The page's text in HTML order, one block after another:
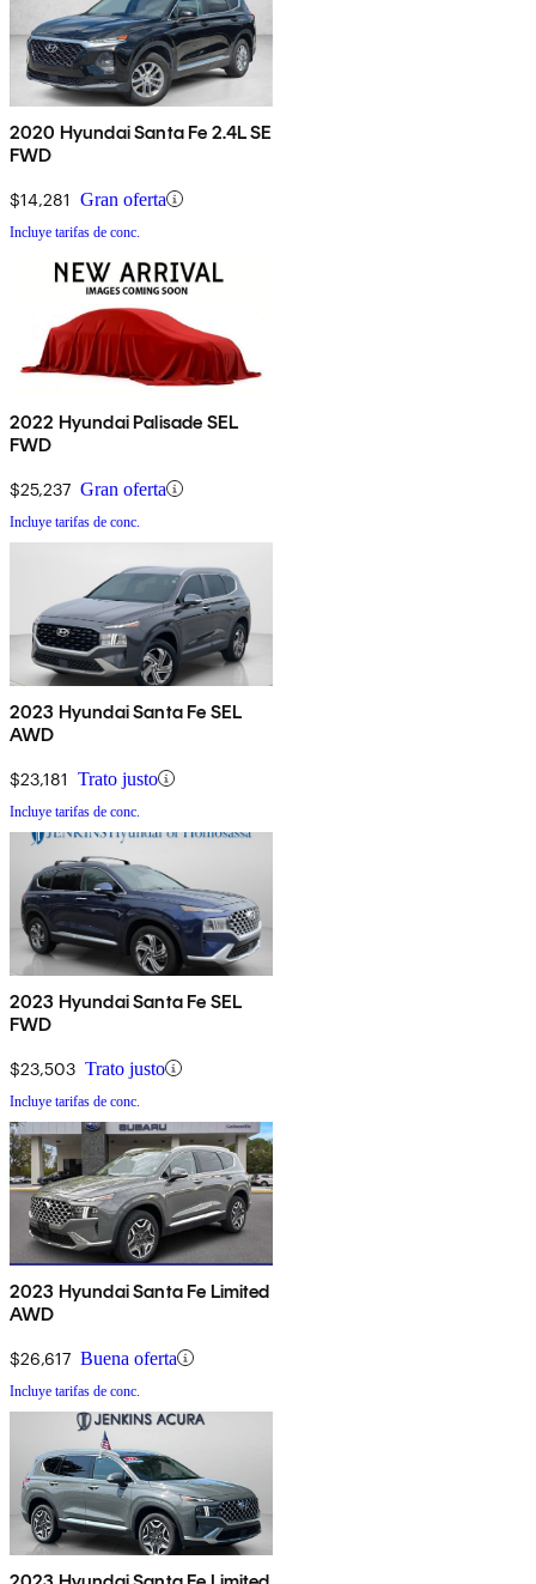
2020 Hyundai Santa Fe 2.4L SE
FWD
$14,281 Gran oferta
Incluye tarifas de conc.
2022 Hyundai Palisade SEL
FWD
$25,237 Gran oferta
Incluye tarifas de conc.
2023 Hyundai Santa Fe SEL
AWD
$23,181 Trato justo
Incluye tarifas de conc.
2023 Hyundai Santa Fe SEL
FWD
$23,503 Trato justo
Incluye tarifas de conc.
2023 Hyundai Santa Fe Limited
AWD
$26,617 Buena oferta
Incluye tarifas de conc.